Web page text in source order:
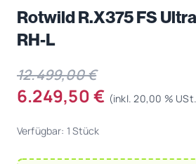
Rotwild R.X375 FS
RH-L
12.499,00 €
6.249,50 € (inkl. 20,00 %
Verfügbar: 1 Stück